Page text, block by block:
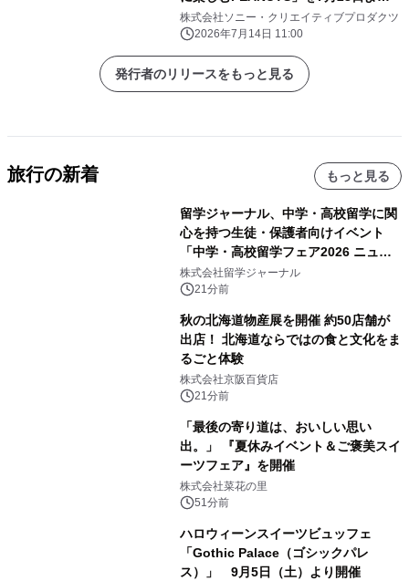
開催 限定冊子・ステッカー配布や
SNSキャンペーンも実施
株式会社ソニー・クリエイティブプロダクツ
2026年7月14日 11:00
発行者のリリースをもっと見る
旅行の新着 もっと見る
留学ジャーナル、中学・高校留学に関
心を持つ生徒・保護者向けイベント
「中学・高校留学フェア2026 ニュー
ジーランド＆オーストラリア」を
9/12(土)に開催
株式会社留学ジャーナル
21分前
秋の北海道物産展を開催 約50店舗が
出店！ 北海道ならではの食と文化をま
るごと体験
株式会社京阪百貨店
21分前
「最後の寄り道は、おいしい思い
出。」 『夏休みイベント＆ご褒美スイ
ーツフェア』を開催
株式会社菜花の里
51分前
ハロウィーンスイーツビュッフェ
「Gothic Palace（ゴシックパレ
ス）」 9月5日（土）より開催